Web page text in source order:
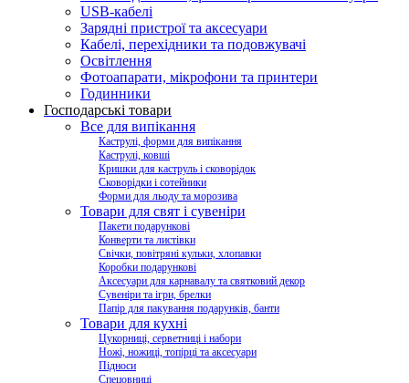
USB-кабелі
Зарядні пристрої та аксесуари
Кабелі, перехідники та подовжувачі
Освітлення
Фотоапарати, мікрофони та принтери
Годинники
Господарські товари
Все для випікання
Каструлі, форми для випікання
Каструлі, ковші
Кришки для каструль і сковорідок
Сковорідки і сотейники
Форми для льоду та морозива
Товари для свят і сувеніри
Пакети подарункові
Конверти та листівки
Свічки, повітряні кульки, хлопавки
Коробки подарункові
Аксесуари для карнавалу та святковий декор
Сувеніри та ігри, брелки
Папір для пакування подарунків, банти
Товари для кухні
Цукорниці, серветниці і набори
Ножі, ножиці, топірці та аксесуари
Підноси
Спецовниці